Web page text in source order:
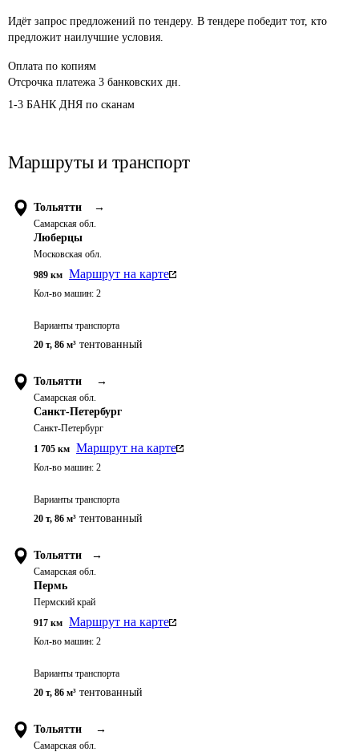
Идёт запрос предложений по тендеру. В тендере победит тот, кто
предложит наилучшие условия.
Оплата по копиям
Отсрочка платежа 3 банковских дн.
1-3 БАНК ДНЯ по сканам
Маршруты и транспорт
Тольятти →
Самарская обл.
Люберцы
Московская обл.
989 км Маршрут на карте
Кол-во машин: 2
Варианты транспорта
20 т, 86 м³ тентованный
Тольятти →
Самарская обл.
Санкт-Петербург
Санкт-Петербург
1 705 км Маршрут на карте
Кол-во машин: 2
Варианты транспорта
20 т, 86 м³ тентованный
Тольятти →
Самарская обл.
Пермь
Пермский край
917 км Маршрут на карте
Кол-во машин: 2
Варианты транспорта
20 т, 86 м³ тентованный
Тольятти →
Самарская обл.